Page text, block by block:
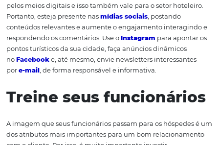
Estreite o
relacionamento com
cliente digitalmente
pelos meios digitais e isso também vale para o setor
conteúdos relevantes e aumente o engajamento
respondendo os comentários. Use oInstagrampara